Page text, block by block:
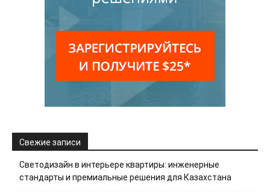
Свежие записи
Светодизайн в интерьере квартиры: инженерные
стандарты и премиальные решения для Казахстана